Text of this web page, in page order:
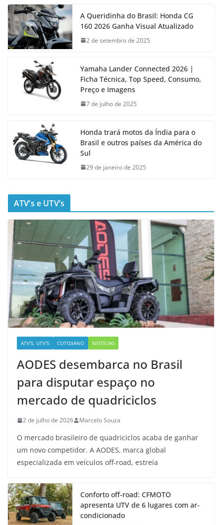
A Queridinha do Brasil: Honda CG
160 2026 Ganha Visual Atualizado
2 de setembro de 2025
Yamaha Lander Connected 2026 |
Ficha Técnica, Top Speed, Consumo,
Preço e Imagens
7 de julho de 2025
Honda trará motos da Índia para o
Brasil e outros países da América do
Sul
29 de janeiro de 2025
ATV’s e UTV’s
ATV'S, UTV'S COTIDIANO NOTÍCIAS
AODES desembarca no Brasil
para disputar espaço no
mercado de quadriciclos
2 de julho de 2026 Marcelo Souza
O mercado brasileiro de quadriciclos acaba de ganhar
um novo competidor. A AODES, marca global
especializada em veículos off-road, estreia
Conforto off-road: CFMOTO
apresenta UTV de 6 lugares com ar-
condicionado